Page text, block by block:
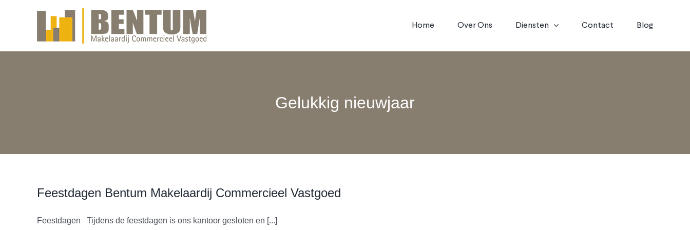
Home Over Ons Diensten Contact Blog
Gelukkig nieuwjaar
Feestdagen Bentum Makelaardij Commercieel Vastgoed
Feestdagen Tijdens de feestdagen is ons kantoor gesloten en [...]